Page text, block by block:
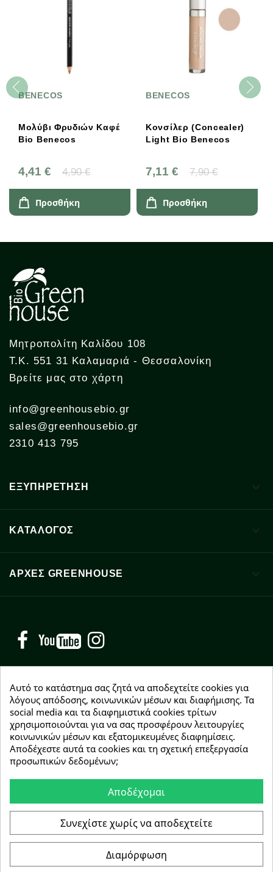
BENECOS
Μολύβι Φρυδιών Καφέ
Bio Benecos
4,41 € 4,90 €
Προσθήκη
BENECOS
Κονσίλερ (Concealer)
Light Bio Benecos
7,11 € 7,90 €
Προσθήκη
Μητροπολίτη Καλίδου 108
Τ.Κ. 551 31 Καλαμαριά - Θεσσαλονίκη
Βρείτε μας στο χάρτη
info@greenhousebio.gr
sales@greenhousebio.gr
2310 413 795
ΕΞΥΠΗΡΕΤΗΣΗ 
ΚΑΤΑΛΟΓΟΣ 
ΑΡΧΈΣ GREENHOUSE 
Facebook YouTube
NEWSLETTER
Εγγραφείτε δωρεάν και θα είστε οι πρώτοι που θα
λάβετε τα νέα μας γύρω από προσφορές, εκπτώσεις
και νέα προϊόντα.
Συμφωνώ με τουςόρους χρήσης
Copyright © 2026 Greenhousebio
Αυτό το κατάστημα σας ζητά να αποδεχτείτε cookies για
λόγους απόδοσης, κοινωνικών μέσων και διαφήμισης. Τα
social media και τα διαφημιστικά cookies τρίτων
χρησιμοποιούνται για να σας προσφέρουν λειτουργίες
κοινωνικών μέσων και εξατομικευμένες διαφημίσεις.
Αποδέχεστε αυτά τα cookies και τη σχετική επεξεργασία
προσωπικών δεδομένων;
Αποδέχομαι
Συνεχίστε χωρίς να αποδεχτείτε
Διαμόρφωση